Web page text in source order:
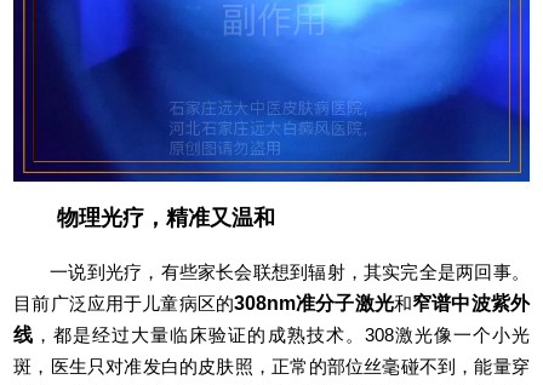
物理光疗，精准又温和
一说到光疗，有些家长会联想到辐射，其实完全是两回事。
目前广泛应用于儿童病区的308nm准分子激光和窄谱中波紫外
线 ，都是经过大量临床验证的成熟技术。308激光像一个小光
斑，医生只对准发白的皮肤照，正常的部位丝毫碰不到，能量穿